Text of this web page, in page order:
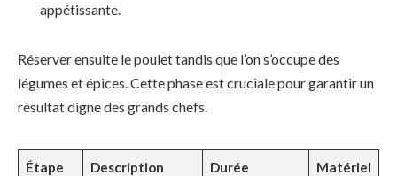
appétissante.
Réserver ensuite le poulet tandis que l’on s’occupe des
légumes et épices. Cette phase est cruciale pour garantir un
résultat digne des grands chefs.
Étape
Description
Durée
Matériel